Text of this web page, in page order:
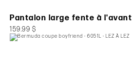
Pantalon large fente à l'avant
159.99 $